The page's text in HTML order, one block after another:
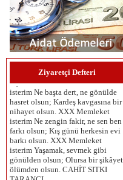
Ziyaretçi Defteri
Umut Çaykara (İzmir ) -
06.06.2025 12:00:00
MEMLEKET İSTERİM Memleket
isterim Gök mavi, dal yeşil, tarla
sarı olsun; Kuşların çiçeklerin
diyarı olsun. XXX Memleket
isterim Ne başta dert, ne gönülde
hasret olsun; Kardeş kavgasına bir
nihayet olsun. XXX Memleket
isterim Ne zengin fakir, ne sen ben
farkı olsun; Kış günü herkesin evi
barkı olsun. XXX Memleket
isterim Yaşamak, sevmek gibi
gönülden olsun; Olursa bir şikâyet
ölümden olsun. CAHİT SITKI
TARANCI